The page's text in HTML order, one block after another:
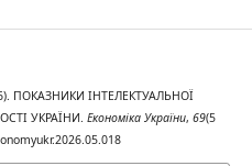
ПОКАЗНИКИ ІНТЕЛЕКТУАЛЬНОЇ
УКРАЇНИ. Економіка України, 69(5